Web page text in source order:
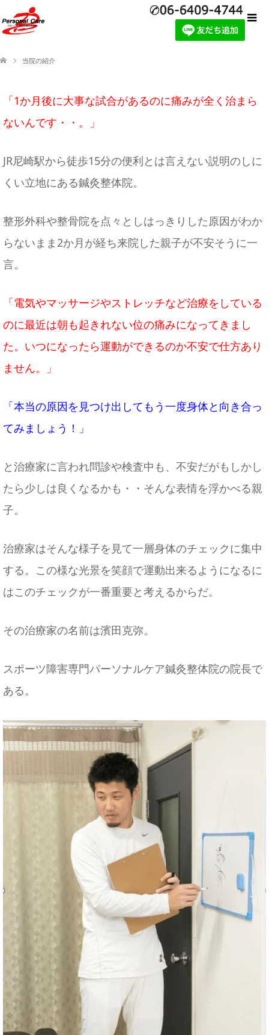
当院の紹介
「1か月後に大事な試合があるのに痛みが全く治まら
ないんです・・。」
JR尼崎駅から徒歩15分の便利とは言えない説明のしに
くい立地にある鍼灸整体院。
整形外科や整骨院を点々としはっきりした原因がわか
らないまま2か月が経ち来院した親子が不安そうに一
言。
「電気やマッサージやストレッチなど治療をしている
のに最近は朝も起きれない位の痛みになってきまし
た。いつになったら運動ができるのか不安で仕方あり
ません。」
「本当の原因を見つけ出してもう一度身体と向き合っ
てみましょう！」
と治療家に言われ問診や検査中も、不安だがもしかし
たら少しは良くなるかも・・そんな表情を浮かべる親
子。
治療家はそんな様子を見て一層身体のチェックに集中
する。この様な光景を笑顔で運動出来るようになるに
はこのチェックが一番重要と考えるからだ。
その治療家の名前は濱田克弥。
スポーツ障害専門パーソナルケア鍼灸整体院の院長で
ある。